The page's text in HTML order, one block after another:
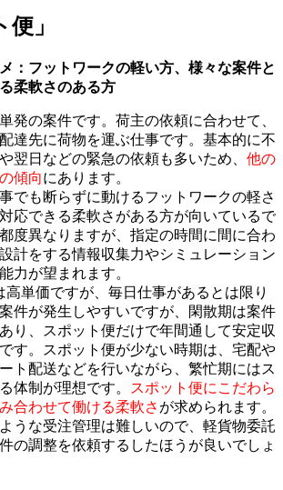
」
：フットワークの軽い方、様々な案件と
柔軟さのある方
発の案件です。荷主の依頼に合わせて、
達先に荷物を運ぶ仕事です。基本的に不
翌日などの緊急の依頼も多いため、 他の
傾向にあります。
でも断らずに動けるフットワークの軽さ
応できる柔軟さがある方が向いているで
度異なりますが、指定の時間に間に合わ
計をする情報収集力やシミュレーション
力が望まれます。
高単価ですが、毎日仕事があるとは限り
件が発生しやすいですが、閑散期は案件
り、スポット便だけで年間通して安定収
す。スポット便が少ない時期は、宅配や
ト配送などを行いながら、繁忙期にはス
体制が理想です。
スポット便にこだわら
合わせて働ける柔軟さ が求められます。
うな受注管理は難しいので、軽貨物委託
の調整を依頼するしたほうが良いでしょ